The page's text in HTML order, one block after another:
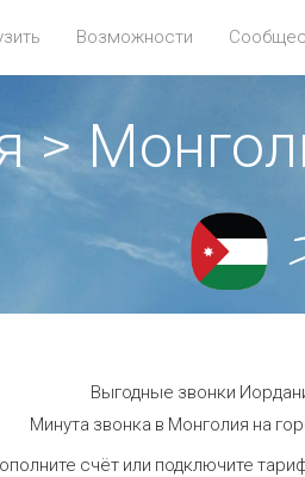
Возможности
>
Выгодные звонки
Минута звонка в Монголия на
счёт или подключите